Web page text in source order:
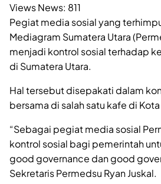
Views News: 811
Pegiat media sosial yang
Mediagram Sumatera Utara
menjadi kontrol sosial terhadap
di Sumatera Utara.
Hal tersebut disepakati dalam
bersama di salah satu kafe di
“Sebagai pegiat media sosial
kontrol sosial bagi pemerintah
good governance dan good
Sekretaris Permedsu Ryan Juskal.